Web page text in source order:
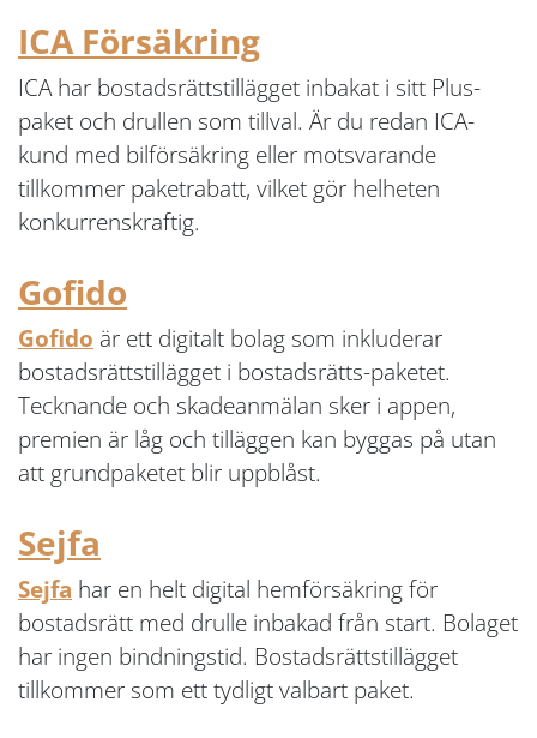
ICA Försäkring
ICA har bostadsrättstillägget inbakat i sitt Plus-
paket och drullen som tillval. Är du redan ICA-
kund med bilförsäkring eller motsvarande
tillkommer paketrabatt, vilket gör helheten
konkurrenskraftig.
Gofido
Gofido är ett digitalt bolag som inkluderar
bostadsrättstillägget i bostadsrätts-paketet.
Tecknande och skadeanmälan sker i appen,
premien är låg och tilläggen kan byggas på utan
att grundpaketet blir uppblåst.
Sejfa
Sejfa har en helt digital hemförsäkring för
bostadsrätt med drulle inbakad från start. Bolaget
har ingen bindningstid. Bostadsrättstillägget
tillkommer som ett tydligt valbart paket.